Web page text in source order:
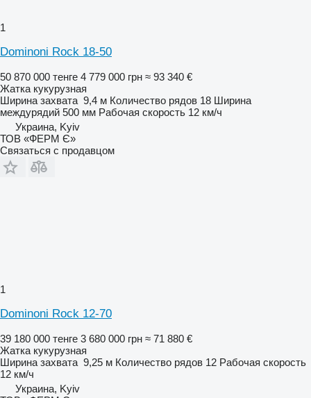
1
Dominoni Rock 18-50
50 870 000 тенге 4 779 000 грн ≈ 93 340 €
Жатка кукурузная
Ширина захвата 9,4 м Количество рядов 18 Ширина
междурядий 500 мм Рабочая скорость 12 км/ч
Украина, Kyiv
ТОВ «ФЕРМ Є»
Связаться с продавцом
1
Dominoni Rock 12-70
39 180 000 тенге 3 680 000 грн ≈ 71 880 €
Жатка кукурузная
Ширина захвата 9,25 м Количество рядов 12 Рабочая скорость
12 км/ч
Украина, Kyiv